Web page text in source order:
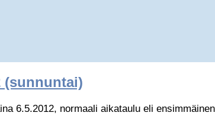
(sunnuntai)
6.5.2012, normaali aikataulu eli